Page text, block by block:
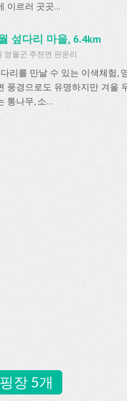
이르러 곳곳...
섶다리 마을, 6.4km
영월군 주천면 판운리
리를 만날 수 있는 이색체험,
풍경으로도 유명하지만 겨울
통나무, 소...
장 5개